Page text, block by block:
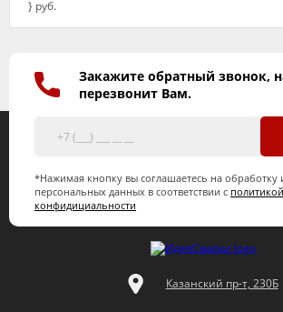
Закажите обратный звонок,
перезвонит Вам.
*Нажимая кнопку вы соглашаетесь на обработку
персональных данных в соответствии с политикой
конфидициальности
Казанский пр-т, 230Б